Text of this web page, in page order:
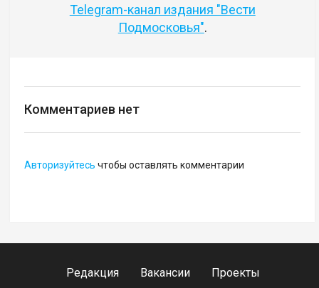
Telegram-канал издания "Вести
Подмосковья".
Комментариев нет
Авторизуйтесь чтобы оставлять комментарии
Редакция Вакансии
Проекты